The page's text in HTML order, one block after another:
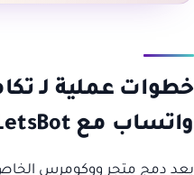
خطوات عملية لـ
واتساب مع LetsBot
يعد دمج متجر ووكومرس